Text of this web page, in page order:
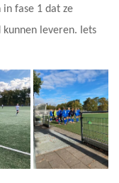
fase 1 dat ze
leveren. Iets